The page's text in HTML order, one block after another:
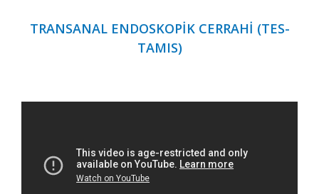
TRANSANAL ENDOSKOPİK CERRAHİ (TES-
TAMIS)